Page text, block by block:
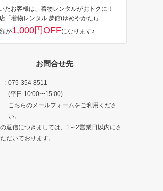
たお客様は、着物レンタルがおトクに！
「着物レンタル 夢館(ゆめやかた)」
が1,000円OFFになります♪
お問合せ先
075-354-8511
(平日 10:00〜15:00)
こちらのメールフォームをご利用くださ
い。
返信につきましては、1～2営業日以内にさ
だいております。